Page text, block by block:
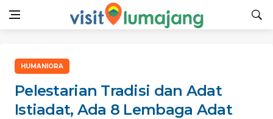
HUMANIORA
Pelestarian Tradisi dan Adat
Istiadat, Ada 8 Lembaga Adat